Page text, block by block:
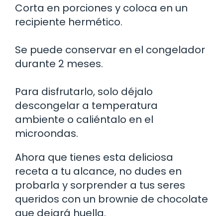
Corta en porciones y coloca en un
recipiente hermético.
Se puede conservar en el congelador
durante 2 meses.
Para disfrutarlo, solo déjalo
descongelar a temperatura
ambiente o caliéntalo en el
microondas.
Ahora que tienes esta deliciosa
receta a tu alcance, no dudes en
probarla y sorprender a tus seres
queridos con un brownie de chocolate
que dejará huella.